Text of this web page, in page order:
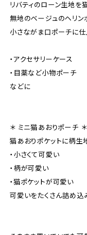
リバティのローン生地を
無地のベージュのヘリ
小さながま口ポーチに仕
・アクセサリーケース
・目薬など小物ポーチ
などに
＊ ミニ猫あおりポーチ ＊
猫あおりポケットに柄生
・小さくて可愛い
・柄が可愛い
・猫ポケットが可愛い
可愛いをたくさん詰め込